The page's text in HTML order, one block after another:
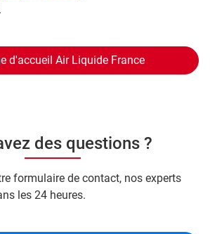
d'accueil Air Liquide France
des questions ?
formulaire de contact, nos experts
les 24 heures.